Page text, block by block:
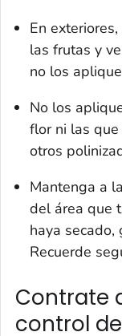
En
las frutas y
no los
No los
flor ni las
otros
Mantenga a
del área que
haya secado,
Recuerde
Contrate
control